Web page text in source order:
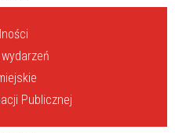
Publicznej